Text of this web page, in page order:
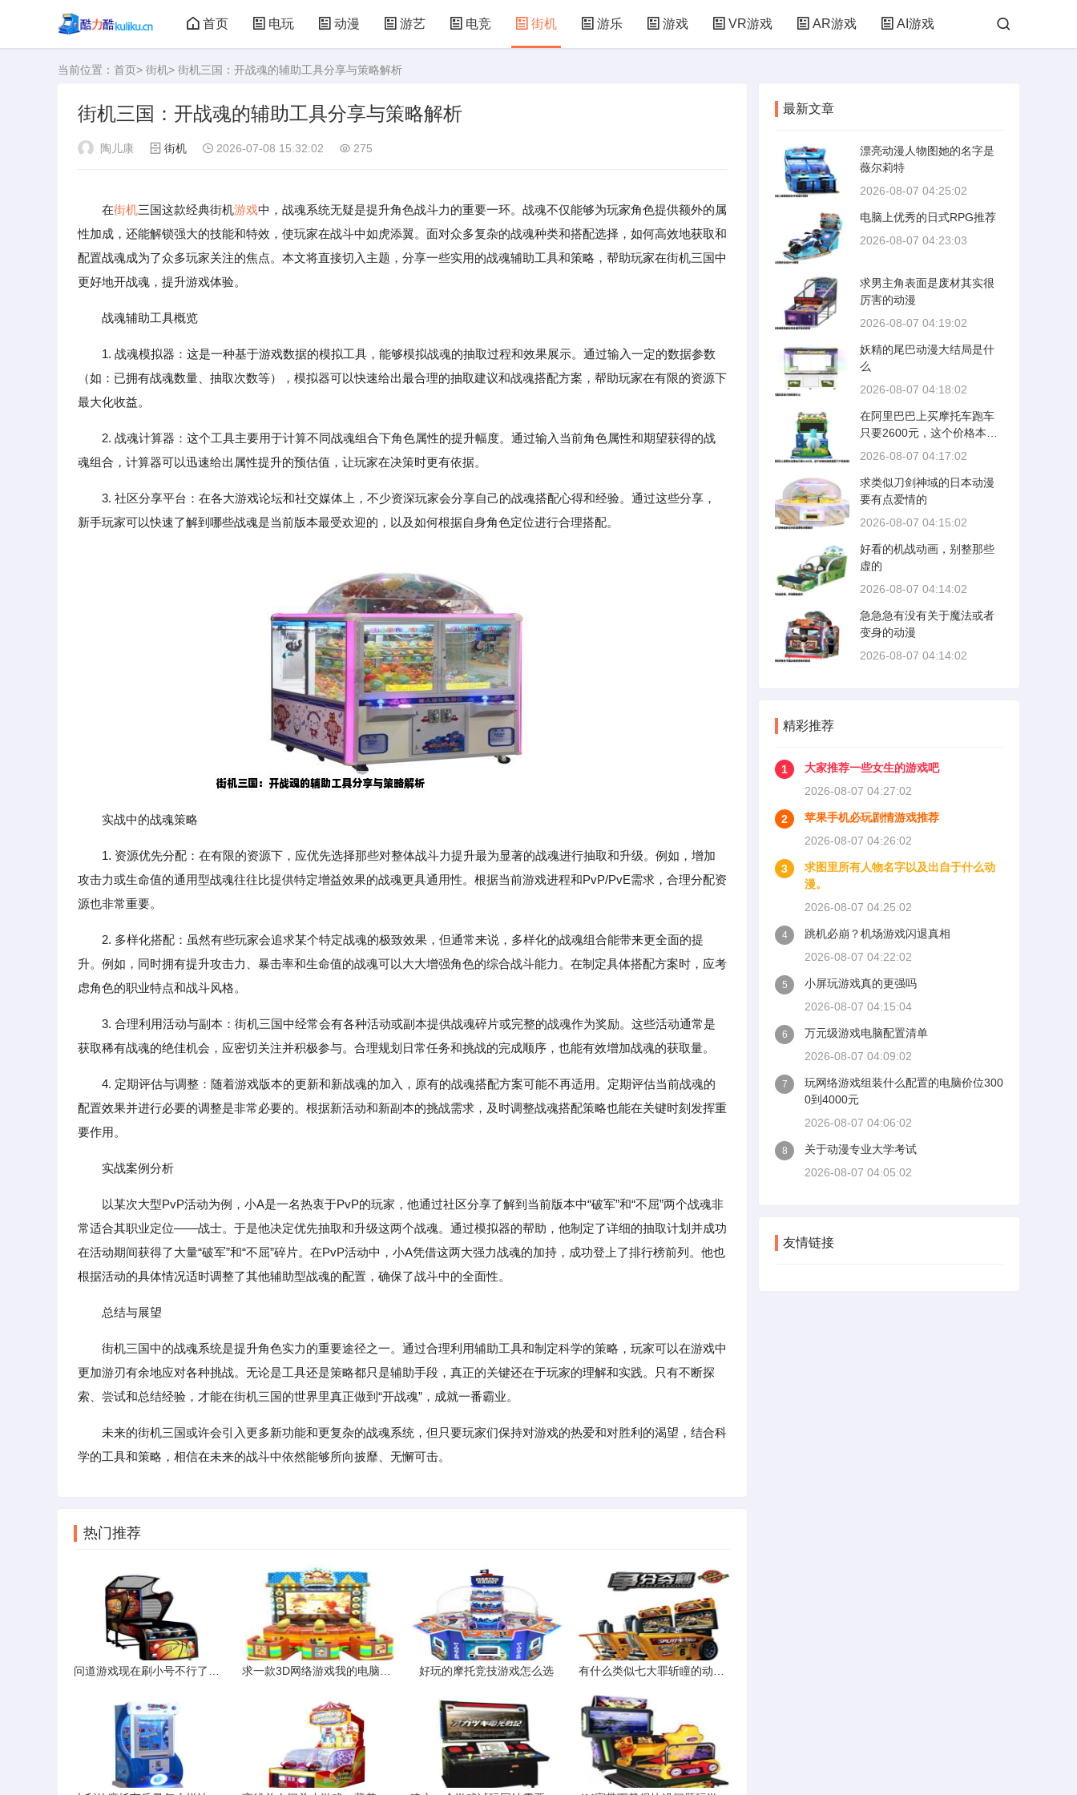
首页 电玩 动漫 游艺 电竞 街机 游乐 游戏 VR游戏 AR游戏 AI游戏
大型游戏 娃娃机 儿童游戏
当前位置： 首页> 街机> 街机三国：开战魂的辅助工具分享与策略解析
街机三国：开战魂的辅助工具分享与策略解析
陶儿康 街机 2026-07-08 15:32:02 275
在街机三国这款经典街机游戏中，战魂系统无疑是提升角色战斗力的重要一环。战魂不仅能够为玩家角色提供额外的属
性加成，还能解锁强大的技能和特效，使玩家在战斗中如虎添翼。面对众多复杂的战魂种类和搭配选择，如何高效地获取和
配置战魂成为了众多玩家关注的焦点。本文将直接切入主题，分享一些实用的战魂辅助工具和策略，帮助玩家在街机三国中
更好地开战魂，提升游戏体验。
战魂辅助工具概览
1. 战魂模拟器：这是一种基于游戏数据的模拟工具，能够模拟战魂的抽取过程和效果展示。通过输入一定的数据参数
（如：已拥有战魂数量、抽取次数等），模拟器可以快速给出最合理的抽取建议和战魂搭配方案，帮助玩家在有限的资源下
最大化收益。
2. 战魂计算器：这个工具主要用于计算不同战魂组合下角色属性的提升幅度。通过输入当前角色属性和期望获得的战
魂组合，计算器可以迅速给出属性提升的预估值，让玩家在决策时更有依据。
3. 社区分享平台：在各大游戏论坛和社交媒体上，不少资深玩家会分享自己的战魂搭配心得和经验。通过这些分享，
新手玩家可以快速了解到哪些战魂是当前版本最受欢迎的，以及如何根据自身角色定位进行合理搭配。
实战中的战魂策略
1. 资源优先分配：在有限的资源下，应优先选择那些对整体战斗力提升最为显著的战魂进行抽取和升级。例如，增加
攻击力或生命值的通用型战魂往往比提供特定增益效果的战魂更具通用性。根据当前游戏进程和PvP/PvE需求，合理分配资
源也非常重要。
2. 多样化搭配：虽然有些玩家会追求某个特定战魂的极致效果，但通常来说，多样化的战魂组合能带来更全面的提
升。例如，同时拥有提升攻击力、暴击率和生命值的战魂可以大大增强角色的综合战斗能力。在制定具体搭配方案时，应考
虑角色的职业特点和战斗风格。
3. 合理利用活动与副本：街机三国中经常会有各种活动或副本提供战魂碎片或完整的战魂作为奖励。这些活动通常是
获取稀有战魂的绝佳机会，应密切关注并积极参与。合理规划日常任务和挑战的完成顺序，也能有效增加战魂的获取量。
4. 定期评估与调整：随着游戏版本的更新和新战魂的加入，原有的战魂搭配方案可能不再适用。定期评估当前战魂的
配置效果并进行必要的调整是非常必要的。根据新活动和新副本的挑战需求，及时调整战魂搭配策略也能在关键时刻发挥重
要作用。
实战案例分析
以某次大型PvP活动为例，小A是一名热衷于PvP的玩家，他通过社区分享了解到当前版本中“破军”和“不屈”两个战魂非
常适合其职业定位——战士。于是他决定优先抽取和升级这两个战魂。通过模拟器的帮助，他制定了详细的抽取计划并成功
在活动期间获得了大量“破军”和“不屈”碎片。在PvP活动中，小A凭借这两大强力战魂的加持，成功登上了排行榜前列。他也
根据活动的具体情况适时调整了其他辅助型战魂的配置，确保了战斗中的全面性。
总结与展望
街机三国中的战魂系统是提升角色实力的重要途径之一。通过合理利用辅助工具和制定科学的策略，玩家可以在游戏中
更加游刃有余地应对各种挑战。无论是工具还是策略都只是辅助手段，真正的关键还在于玩家的理解和实践。只有不断探
索、尝试和总结经验，才能在街机三国的世界里真正做到“开战魂”，成就一番霸业。
未来的街机三国或许会引入更多新功能和更复杂的战魂系统，但只要玩家们保持对游戏的热爱和对胜利的渴望，结合科
学的工具和策略，相信在未来的战斗中依然能够所向披靡、无懈可击。
热门推荐
好玩的摩托竞技游戏怎么选
最新文章
漂亮动漫人物图她的名字是
薇尔莉特
2026-08-07 04:25:02
电脑上优秀的日式RPG推荐
2026-08-07 04:23:03
求男主角表面是废材其实很
厉害的动漫
2026-08-07 04:19:02
妖精的尾巴动漫大结局是什
么
2026-08-07 04:18:02
在阿里巴巴上买摩托车跑车
只要2600元，这个价格本身
就暴露了产品的真实身份。
到任何符合国家机动车标准
的燃油跑车，只能买到一台
外观仿跑车的电动自行车，
手事故车。
2026-08-07 04:17:02
求类似刀剑神域的日本动漫
要有点爱情的
2026-08-07 04:15:02
好看的机战动画，别整那些
虚的
2026-08-07 04:14:02
急急急有没有关于魔法或者
变身的动漫
2026-08-07 04:14:02
精彩推荐
1
大家推荐一些女生的游戏吧
2026-08-07 04:27:02
2
苹果手机必玩剧情游戏推荐
2026-08-07 04:26:02
3
求图里所有人物名字以及出自于什么动
漫。
2026-08-07 04:25:02
4
跳机必崩？机场游戏闪退真相
2026-08-07 04:22:02
5
小屏玩游戏真的更强吗
2026-08-07 04:15:04
6
万元级游戏电脑配置清单
2026-08-07 04:09:02
7
玩网络游戏组装什么配置的电脑价位300
0到4000元
2026-08-07 04:06:02
8
关于动漫专业大学考试
2026-08-07 04:05:02
友情链接